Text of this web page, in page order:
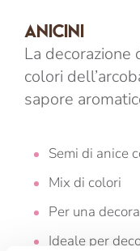
ANICINI
La decorazione
colori
sapore
Semi di anice
Mix di colori
Per una
Ideale per